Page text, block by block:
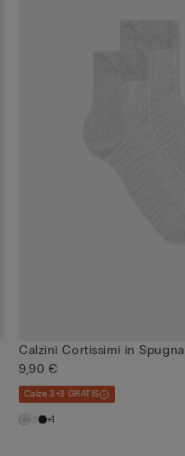
Calzini Cortissimi in Spugna
9,90 €
Calze 3+3 GRATIS
+1